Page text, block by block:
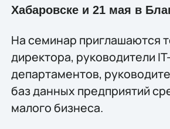
Хабаровске и 21 мая в
На семинар приглашаются
директора, руководители IT-
департаментов,
баз данных предприятий
малого бизнеса.